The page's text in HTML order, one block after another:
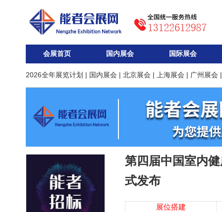
会展首页 国内展会 国际展会
2026全年展览计划 | 国内展会 | 北京展会 | 上海展会 | 广州展会
第四届中国室内
式发布
展位搭建